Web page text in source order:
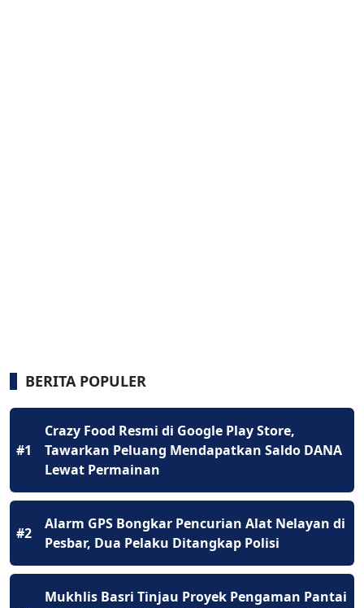
BERITA POPULER
#1
Crazy Food Resmi di Google Play Store,
Tawarkan Peluang Mendapatkan Saldo DANA
Lewat Permainan
#2
Alarm GPS Bongkar Pencurian Alat Nelayan di
Pesbar, Dua Pelaku Ditangkap Polisi
Mukhlis Basri Tinjau Proyek Pengaman Pantai